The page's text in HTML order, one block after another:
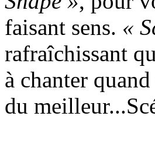
faisant sens. «
rafraîchissant
à chanter
du